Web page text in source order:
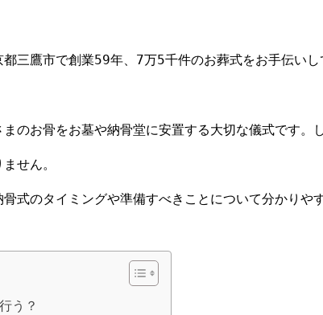
三鷹市で創業59年、7万5千件のお葬式をお手伝いし
のお骨をお墓や納骨堂に安置する大切な儀式です。
せん。
式のタイミングや準備すべきことについて分かりや
う？